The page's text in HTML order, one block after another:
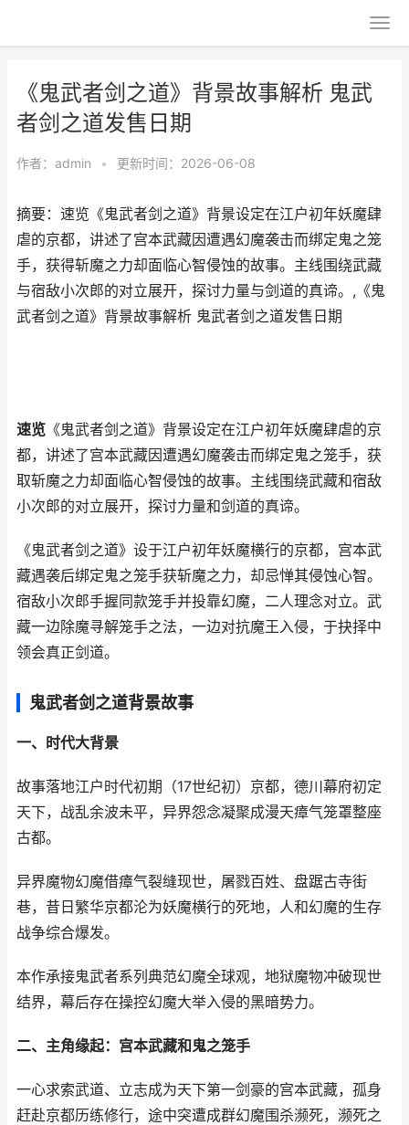
《鬼武者剑之道》背景故事解析 鬼武
者剑之道发售日期
作者： admin • 更新时间：2026-06-08
摘要：速览《鬼武者剑之道》背景设定在江户初年妖魔肆
虐的京都，讲述了宫本武藏因遭遇幻魔袭击而绑定鬼之笼
手，获得斩魔之力却面临心智侵蚀的故事。主线围绕武藏
与宿敌小次郎的对立展开，探讨力量与剑道的真谛。,《鬼
武者剑之道》背景故事解析 鬼武者剑之道发售日期
速览 《鬼武者剑之道》背景设定在江户初年妖魔肆虐的京
都，讲述了宫本武藏因遭遇幻魔袭击而绑定鬼之笼手，获
取斩魔之力却面临心智侵蚀的故事。主线围绕武藏和宿敌
小次郎的对立展开，探讨力量和剑道的真谛。
《鬼武者剑之道》设于江户初年妖魔横行的京都，宫本武
藏遇袭后绑定鬼之笼手获斩魔之力，却忌惮其侵蚀心智。
宿敌小次郎手握同款笼手并投靠幻魔，二人理念对立。武
藏一边除魔寻解笼手之法，一边对抗魔王入侵，于抉择中
领会真正剑道。
鬼武者剑之道背景故事
一、时代大背景
故事落地江户时代初期（17世纪初）京都，德川幕府初定
天下，战乱余波未平，异界怨念凝聚成漫天瘴气笼罩整座
古都。
异界魔物幻魔借瘴气裂缝现世，屠戮百姓、盘踞古寺街
巷，昔日繁华京都沦为妖魔横行的死地，人和幻魔的生存
战争综合爆发。
本作承接鬼武者系列典范幻魔全球观，地狱魔物冲破现世
结界，幕后存在操控幻魔大举入侵的黑暗势力。
二、主角缘起：宫本武藏和鬼之笼手
一心求索武道、立志成为天下第一剑豪的宫本武藏，孤身
赶赴京都历练修行，途中突遭成群幻魔围杀濒死，濒死之